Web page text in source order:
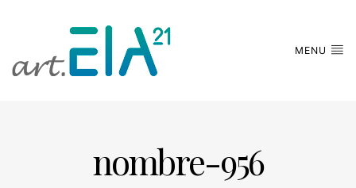
MENU
nombre-956